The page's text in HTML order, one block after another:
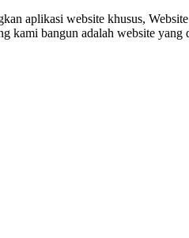
aplikasi website khusus,
kami bangun adalah website